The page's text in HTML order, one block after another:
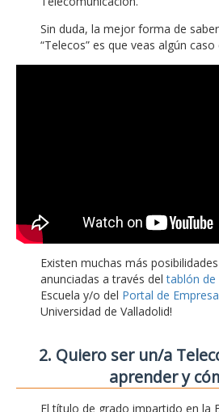
Sin duda, la mejor forma de
“Telecos” es que veas algún
Existen muchas más
anunciadas a través deltablón de
Escuela y/o del Portal de
Universidad de Valladolid!
2. Quiero ser un/a
aprender y
El título de grado impartido en la